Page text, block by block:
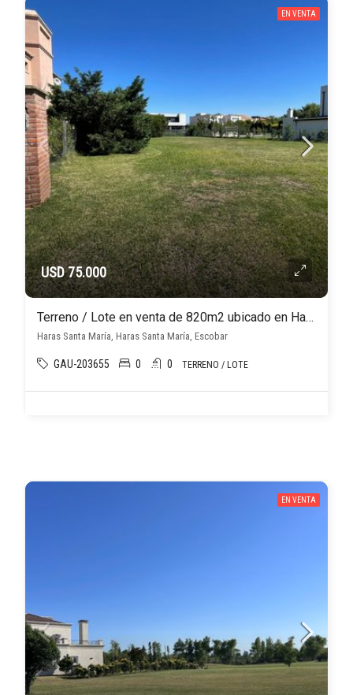
EN VENTA
USD 75.000
Terreno / Lote en venta de 820m2 ubicado en Haras Santa María
Haras Santa María, Haras Santa María, Escobar
GAU-203655 0 0 TERRENO / LOTE
EN VENTA